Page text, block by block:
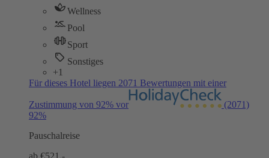
Wellness
Pool
Sport
Sonstiges
+1
Für dieses Hotel liegen 2071 Bewertungen mit einer
Zustimmung von 92% vor
(2071)
92%
Pauschalreise
ab €521,-